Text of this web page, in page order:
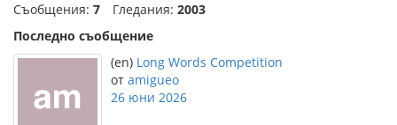
Съобщения: 7 Гледания: 2003
Последно съобщение
(en) Long Words Competition
от amigueo
26 юни 2026